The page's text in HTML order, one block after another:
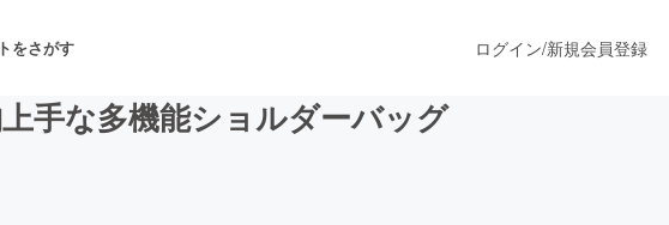
をさがす ログイン/新規会員登録
手な多機能ショルダーバッグ